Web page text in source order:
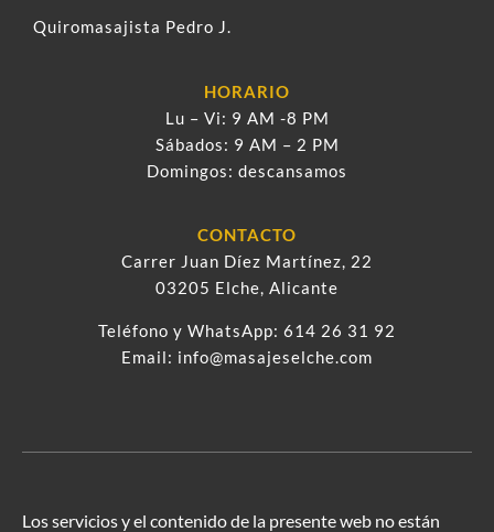
Quiromasajista Pedro J.
HORARIO
Lu – Vi: 9 AM -8 PM
Sábados: 9 AM – 2 PM
Domingos: descansamos
CONTACTO
Carrer Juan Díez Martínez, 22
03205 Elche, Alicante
Teléfono y WhatsApp: 614 26 31 92
Email: info@masajeselche.com
Los servicios y el contenido de la presente web no están